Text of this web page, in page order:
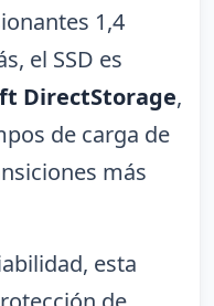
1,4
el SSD es
DirectStorage,
de carga de
más
esta